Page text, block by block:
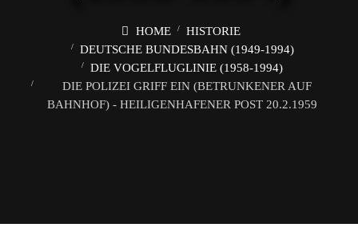
HOME
HISTORIE
DEUTSCHE BUNDESBAHN (1949-1994)
DIE VOGELFLUGLINIE (1958-1994)
DIE POLIZEI GRIFF EIN (BETRUNKENER AUF
BAHNHOF) - HEILIGENHAFENER POST 20.2.1959